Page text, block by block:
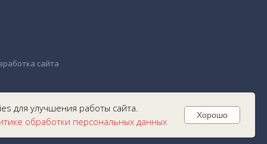
для улучшения работы сайта.
обработки персональных данных
Хорошо